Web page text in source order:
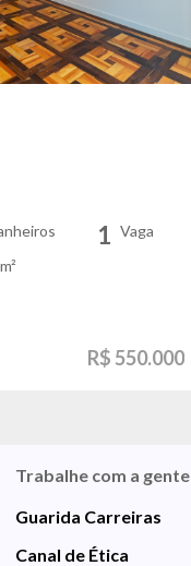
1 Vaga
m²
R$ 550.000
Trabalhe com a gente
Guarida Carreiras
Canal de Ética